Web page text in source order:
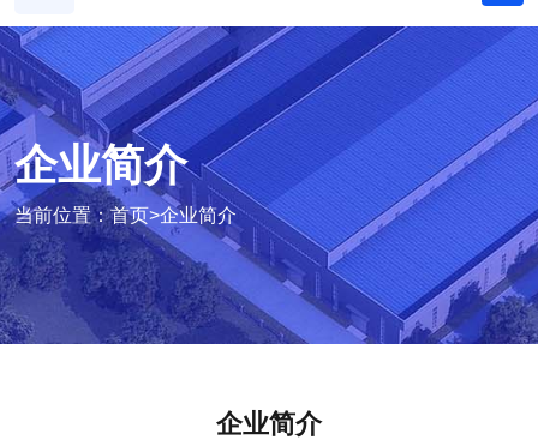
企业简介
当前位置：首页>企业简介
企业简介